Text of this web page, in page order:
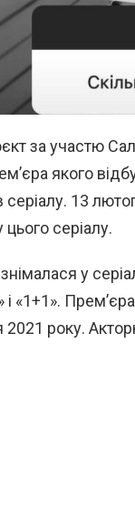
за участю
якого
13
серіалу.
у
і «1+1».
року.